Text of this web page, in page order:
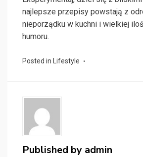
najlepsze przepisy powstają z
nieporządku w kuchni i wielkiej
humoru.
Posted in Lifestyle
Published by admin